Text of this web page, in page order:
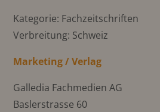
Kategorie: Fachzeitschriften
Verbreitung: Schweiz
Marketing / Verlag
Galledia Fachmedien AG
Baslerstrasse 60